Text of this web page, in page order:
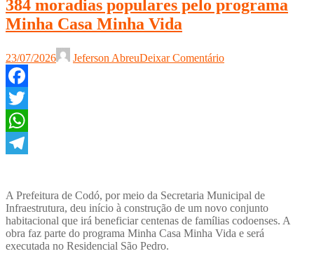
384 moradias populares pelo programa
Minha Casa Minha Vida
23/07/2026 Jeferson AbreuDeixar Comentário
Facebook
Twitter
WhatsApp
A Prefeitura de Codó, por meio da Secretaria Municipal de
Infraestrutura, deu início à construção de um novo conjunto
habitacional que irá beneficiar centenas de famílias codoenses. A
obra faz parte do programa Minha Casa Minha Vida e será
executada no Residencial São Pedro.